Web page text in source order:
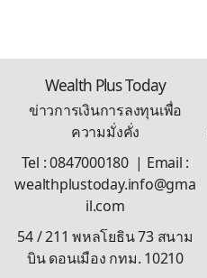
Wealth Plus Today
ข่าวการเงินการลงทุนเพื่อ
ความมั่งคั่ง
Tel : 0847000180 | Email :
wealthplustoday.info@gma
il.com
54 / 211 พหลโยธิน 73 สนาม
บิน ดอนเมือง กทม. 10210